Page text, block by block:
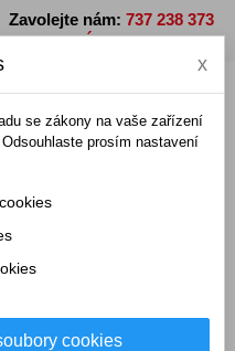
Zavolejte nám: 737 238 373
PO - PÁ: 7 - 15 hodin
0,00 Kč
x
se zákony na vaše zařízení
prosím nastavení
cookies